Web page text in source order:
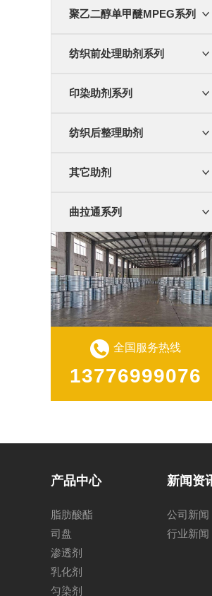
聚乙二醇单甲醚MPEG系列
纺织前处理助剂系列
印染助剂系列
纺织后整理助剂
其它助剂
曲拉通系列
全国服务热线
13776999076
产品中心
脂肪酸酯
司盘
渗透剂
乳化剂
匀染剂
新闻资
公司新闻
行业新闻